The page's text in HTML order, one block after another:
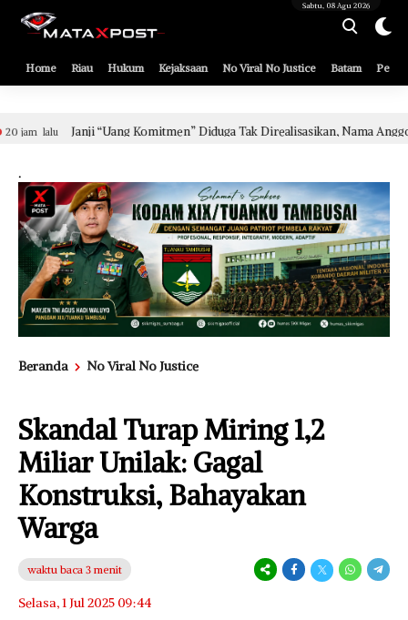
[gnpub_google_news_follow]
Home Riau Hukum Kejaksaan No Viral No Justice Batam
Sabtu, 08 Agu 2026
Diduga Tak Direalisasikan, Nama Anggota DPRD Riau dari PKB Jadi
.
Beranda No Viral No Justice
Skandal Turap Miring 1,2
Miliar Unilak: Gagal
Konstruksi, Bahayakan
Warga
waktu baca 3 menit
Selasa, 1 Jul 2025 09:44